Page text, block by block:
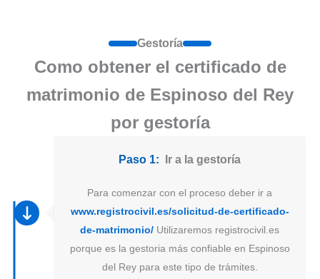
Gestoría
Como obtener el certificado de
matrimonio de Espinoso del Rey
por gestoría
Paso 1: Ir a la gestoría
Para comenzar con el proceso deber ir a
www.registrocivil.es/solicitud-de-certificado-
de-matrimonio/ Utilizaremos registrocivil.es
porque es la gestoria más confiable en Espinoso
del Rey para este tipo de trámites.